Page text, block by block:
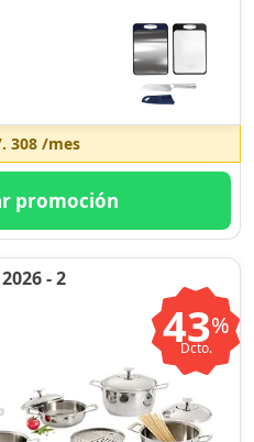
308/mes
promoción
- 2
43%
Dcto.